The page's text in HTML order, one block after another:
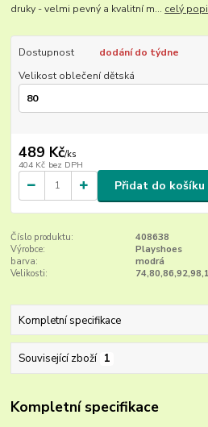
druky - velmi pevný a kvalitní m... celý
Dostupnost
dodání do týdne
Velikost oblečení dětská
489 Kč/ks
404 Kč bez DPH
Přidat do košíku
Číslo produktu:
408638
Výrobce:
Playshoes
barva:
modrá
Velikosti:
Kompletní specifikace
Související zboží 1
Kompletní specifikace